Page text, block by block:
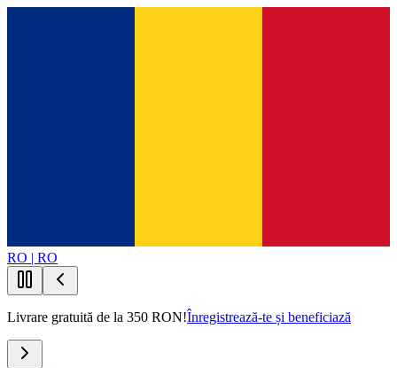
RO | RO
Livrare gratuită de la 350 RON!Înregistrează-te și beneficiază